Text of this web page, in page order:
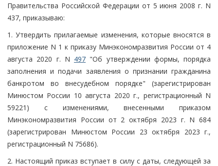
Правительства Российской Федерации от 5 июня 2008 г. N
437, приказываю:
1. Утвердить прилагаемые изменения, которые вносятся в
приложение N 1 к приказу Минэкономразвития России от 4
августа 2020 г. N 497 "Об утверждении формы, порядка
заполнения и подачи заявления о признании гражданина
банкротом во внесудебном порядке" (зарегистрирован
Минюстом России 10 августа 2020 г., регистрационный N
59221) с изменениями, внесенными приказом
Минэкономразвития России от 2 октября 2023 г. N 684
(зарегистрирован Минюстом России 23 октября 2023 г.,
регистрационный N 75686).
2. Настоящий приказ вступает в силу с даты, следующей за